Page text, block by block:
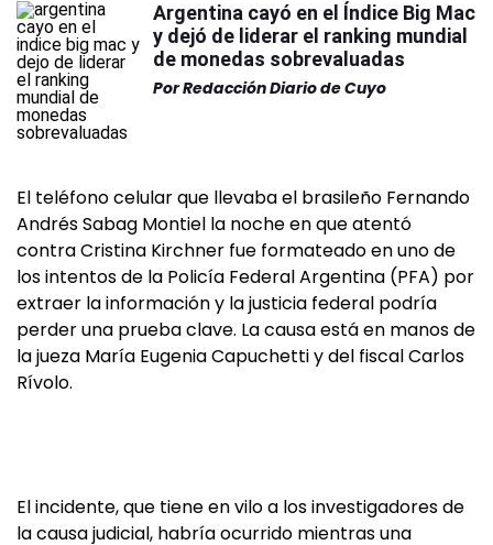
Argentina cayó en el Índice Big Mac
y dejó de liderar el ranking mundial
de monedas sobrevaluadas
PorRedacción Diario de Cuyo
El teléfono celular que llevaba el brasileño Fernando
Andrés Sabag Montiel la noche en que atentó
contra Cristina Kirchner fue formateado en uno de
los intentos de la Policía Federal Argentina (PFA) por
extraer la información y la justicia federal podría
perder una prueba clave. La causa está en manos de
la jueza María Eugenia Capuchetti y del fiscal Carlos
Rívolo.
El incidente, que tiene en vilo a los investigadores de
la causa judicial, habría ocurrido mientras una